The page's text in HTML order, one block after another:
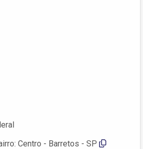
Centro - Barretos - SP